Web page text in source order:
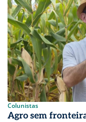
Colunistas
Agro sem